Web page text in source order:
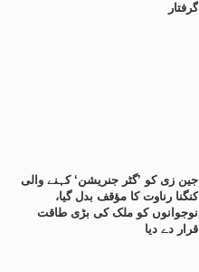
گرفتار
جین زی کو ’گٹر جنریشن‘ کہنے والی
کنگنا رناوت کا مؤقف بدل گیا،
نوجوانوں کو ملک کی بڑی طاقت
قرار دے دیا